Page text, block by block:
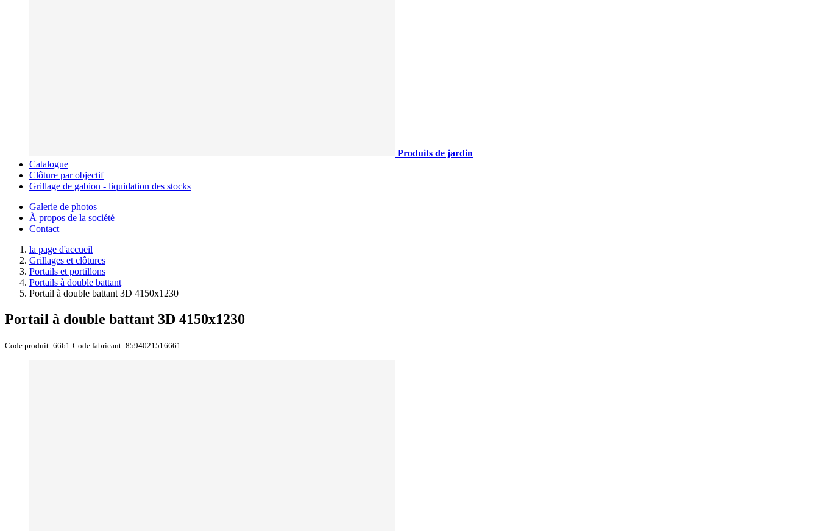
Produits de jardin
Catalogue
Clôture par objectif
Grillage de gabion - liquidation des stocks
Galerie de photos
À propos de la société
Contact
la page d'accueil
Grillages et clôtures
Portails et portillons
Portails à double battant
Portail à double battant 3D 4150x1230
Portail à double battant 3D 4150x1230
Code produit: 6661 Code fabricant: 8594021516661